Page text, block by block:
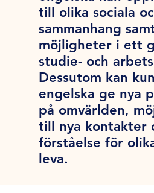
till olika sociala
sammanhang
möjligheter i ett
studie- och
Dessutom kan
engelska ge nya
på omvärlden,
till nya kontakter
förståelse för
leva.